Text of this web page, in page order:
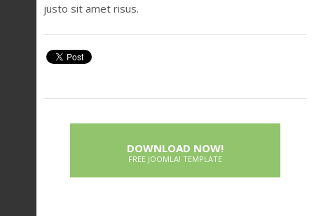
justo sit amet risus.
DOWNLOAD NOW!
FREE JOOMLA! TEMPLATE